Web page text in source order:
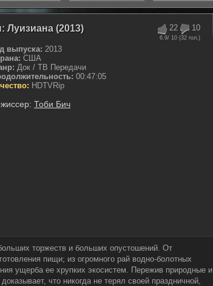
22 10
6.9/ 10 (32 гол.)
Луизиана (2013)
выпуска: 2013
США
Док / ТВ Передачи
00:47:05
HDTVRip
Тоби Бич
торжеств и больших опустошений. От
пищи; из огромного рай водно-болотных
ущерба ее хрупких экосистем. Пережив природные и
что никогда не терял своей праздничной,